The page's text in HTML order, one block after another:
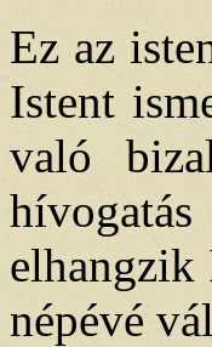
Ez az
Istent
való
elhangzik
népévé